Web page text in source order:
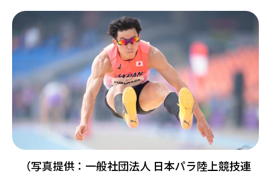
（写真提供：一般社団法人 日本パラ陸上競技連